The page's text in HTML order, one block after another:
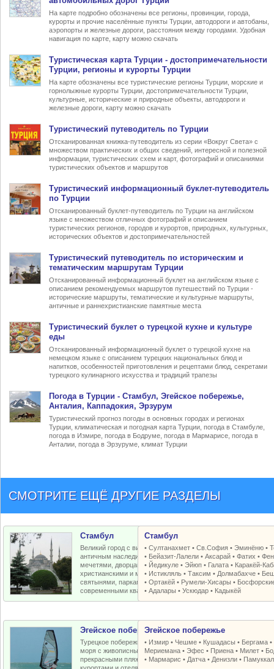
На карте подробно обозначены все регионы, провинции, города,
курорты и прочие населённые пункты Турции, автодороги и автобаны,
аэропорты и железные дороги, расстояния между городами. Удобная
навигация по карте, карту можно скачать
Туристическая карта Турции - достопримечательности
Турции, регионы и курорты Турции
На карте обозначены все туристические регионы Турции, морские и
горнолыжные курорты Турции, достопримечательности Турции,
культурные, исторические и природные объекты, автодороги и
железные дороги, карту можно скачать
Туристический путеводитель по Турции
Отсканированная книжка-путеводитель из серии «Вокруг Света» с
множеством практических и общих сведений, интересной и полезной
информации, туристических схем и карт, фотографий и описаниями
туристических объектов и маршрутов
Туристический информационный буклет-путеводитель
по Турции
Отсканированный буклет-путеводитель по Турции на английском
языке с множеством отличных фотографий и описанием
туристических регионов, городов и курортов, природных, культурных,
исторических объектов и достопримечательностей
Туристический путеводитель по историческим и
тематическим маршрутам Турции
Отсканированный информационный буклет на английском языке с
описанием рекомендуемых маршрутов путешествий по Турции -
исторические маршруты, тематические и культурные маршруты,
античные и раннехристианские памятные места
Туристический буклет о турецкой кухнеи культуре
еды
Отсканированный информационный буклет о турецкой кухне на
немецком языке с описанием турецких национальных блюд и
напитков, особенностей приготовления и рецептами блюд, секретами
турецкого кулинарного искусства и традиций трапезы
Погода в Турции - Стамбул, Эгейское побережье,
Анталия, Каппадокия, Эрзурум
Туристический прогноз погоды в основных городах и регионах
Турции, климатическая и погодная карта Турции, погода в Стамбуле,
погода в Измире, погода в Бодруме, погода в Мармарисе, погода в
Анталии, погода в Эрзуруме, климат Турции
СМОТРИТЕ ЕЩЁ ДРУГИЕ РАЗДЕЛЫ
Стамбул
Великий город с византийским и
античным наследием, османскими
мечетями, дворцами, крепостями,
христианскими и мусульманскими
святынями, парками, старыми и
современными кварталами
Стамбул
•Султанахмет •Св.София •Эминёню •
• Бейазит-Лалели •Аксарай •Фатих •
• Йедикуле •Эйюп • Галата • Каракёй-
• Истикляль •Таксим • Долмабахче •
•Ортакёй • Румели-Xисары •
•Адалары •Ускюдар • Кадыкёй
Эгейское побережье
Турецкое побережье Эгейского
моря с живописными бухтами,
прекрасными пляжами, отличными
Эгейское побережье
• Измир • Чешме • Кушадасы • Бергама •
Мериемана •Эфес • Приена • Милет •
• Мармарис • Датча • Денизли •